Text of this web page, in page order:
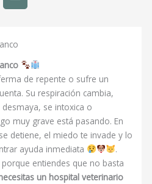
de repente o sufre un
Su respiración cambia,
se intoxica o
muy grave está pasando. En
detiene, el miedo te invade y lo
ayuda inmediata
.
entiendes que no basta
un hospital veterinario